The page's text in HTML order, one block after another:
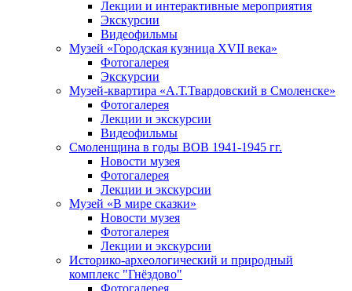
Лекции и интерактивные мероприятия
Экскурсии
Видеофильмы
Музей «Городская кузница XVII века»
Фотогалерея
Экскурсии
Музей-квартира «А.Т.Твардовский в Смоленске»
Фотогалерея
Лекции и экскурсии
Видеофильмы
Смоленщина в годы ВОВ 1941-1945 гг.
Новости музея
Фотогалерея
Лекции и экскурсии
Музей «В мире сказки»
Новости музея
Фотогалерея
Лекции и экскурсии
Историко-археологический и природный
комплекс "Гнёздово"
Фотогалерея